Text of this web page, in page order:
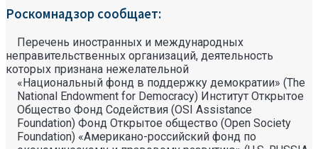
Роскомнадзор сообщает:
Перечень иностранных и международных
неправительственных организаций, деятельность
которых признана нежелательной
«Национальный фонд в поддержку демократии» (The
National Endowment for Democracy) Институт Открытое
Общество Фонд Содействия (OSI Assistance
Foundation) Фонд Открытое общество (Open Society
Foundation) «Американо-российский фонд по